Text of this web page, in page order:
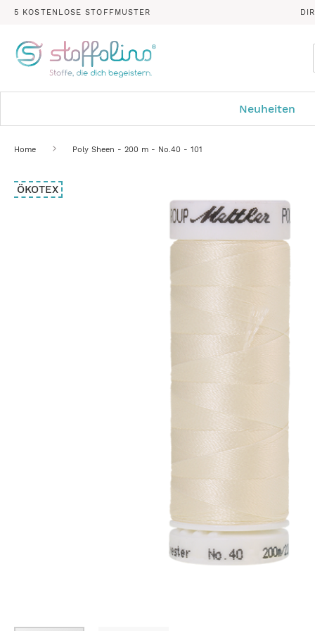
5 KOSTENLOSE STOFFMUSTER
Neuheiten
Home Poly Sheen - 200 m - No.40 - 101
Zum
Ende
ÖKOTEX